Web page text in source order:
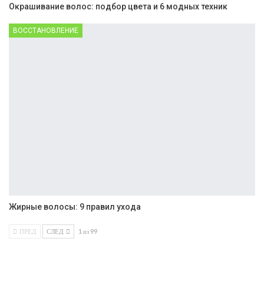
Окрашивание волос: подбор цвета и 6 модных техник
ВОССТАНОВЛЕНИЕ
Жирные волосы: 9 правил ухода
ПРЕД СЛЕД 1 из 99